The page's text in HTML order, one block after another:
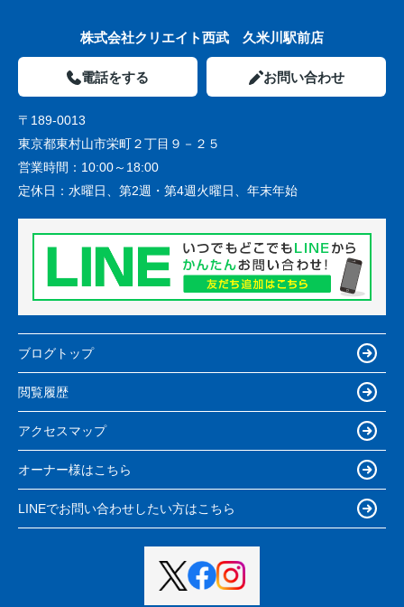
株式会社クリエイト西武 久米川駅前店
電話をする お問い合わせ
〒189-0013
東京都東村山市栄町２丁目９－２５
営業時間： 10:00～18:00
定休日： 水曜日、第2週・第4週火曜日、年末年始
ブログトップ
閲覧履歴
アクセスマップ
オーナー様はこちら
LINEでお問い合わせしたい方はこちら